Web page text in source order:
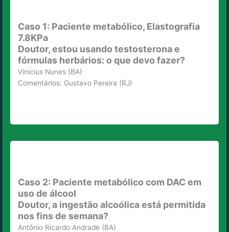
Caso 1: Paciente metabólico, Elastografia
7.8KPa
Doutor, estou usando testosterona e
fórmulas herbários: o que devo fazer?
Vinicius Nunes (BA)
Comentários: Gustavo Pereira (RJ)
Caso 2: Paciente metabólico com DAC em
uso de álcool
Doutor, a ingestão alcoólica está permitida
nos fins de semana?
Antônio Ricardo Andrade (BA)